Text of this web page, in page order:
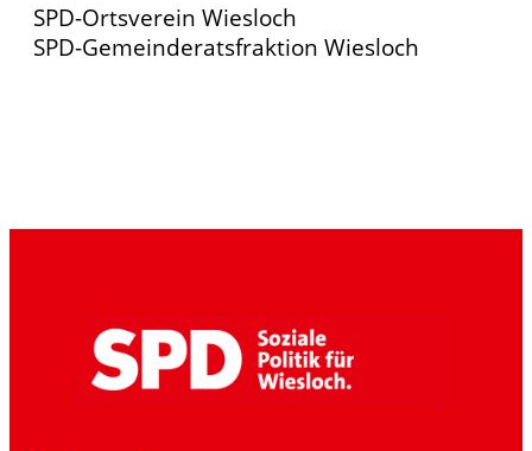
SPD-Ortsverein Wiesloch
SPD-Gemeinderatsfraktion Wiesloch